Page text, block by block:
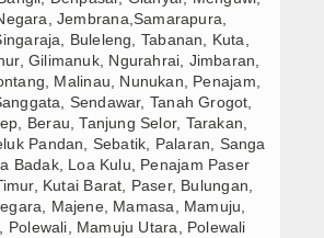
Jembrana,Samarapura,
Buleleng, Tabanan, Kuta,
Gilimanuk, Ngurahrai, Jimbaran,
Malinau, Nunukan, Penajam,
Sendawar, Tanah Grogot,
Berau, Tanjung Selor, Tarakan,
Pandan, Sebatik, Palaran, Sanga
Badak, Loa Kulu, Penajam Paser
Kutai Barat, Paser, Bulungan,
Majene, Mamasa, Mamuju,
Polewali, Mamuju Utara, Polewali